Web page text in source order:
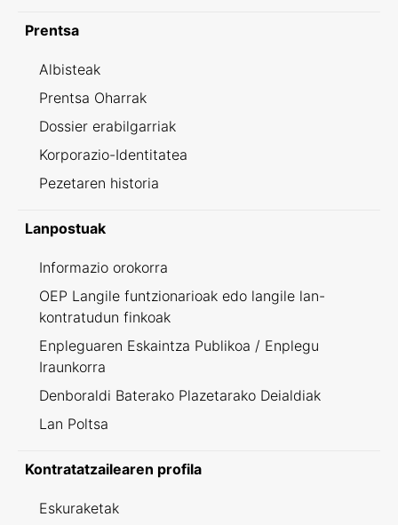
Prentsa
Albisteak
Prentsa Oharrak
Dossier erabilgarriak
Korporazio-Identitatea
Pezetaren historia
Lanpostuak
Informazio orokorra
OEP Langile funtzionarioak edo langile lan-
kontratudun finkoak
Enpleguaren Eskaintza Publikoa / Enplegu
Iraunkorra
Denboraldi Baterako Plazetarako Deialdiak
Lan Poltsa
Kontratatzailearen profila
Eskuraketak